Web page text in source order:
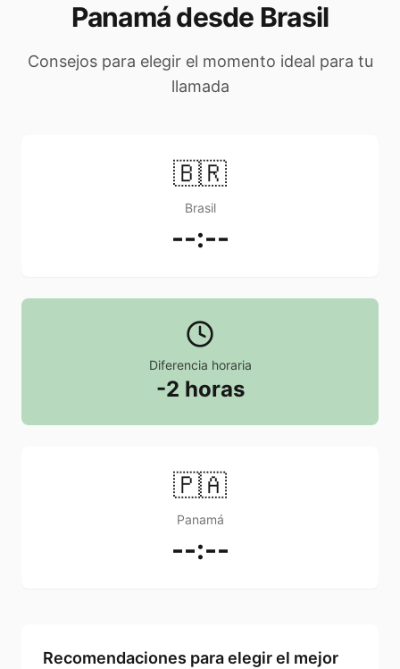
Panamá desde Brasil
Consejos para elegir el momento ideal para tu
llamada
🇧🇷
Brasil
--:--
Diferencia horaria
-2 horas
🇵🇦
Panamá
--:--
Recomendaciones para elegir el mejor